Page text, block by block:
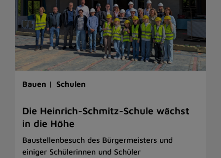
Bauen | Schulen
Die Heinrich-Schmitz-Schule wächst
in die Höhe
Baustellenbesuch des Bürgermeisters und
einiger Schülerinnen und Schüler